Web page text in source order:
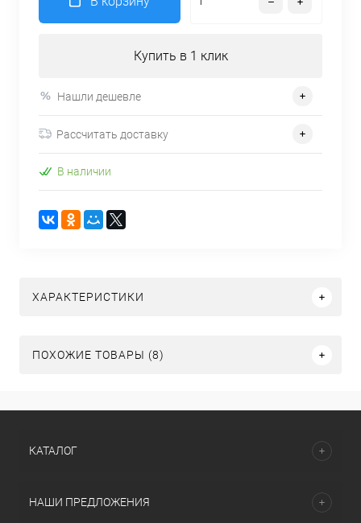
Купить в 1 клик
Нашли дешевле
Рассчитать доставку
В наличии
ХАРАКТЕРИСТИКИ
ПОХОЖИЕ ТОВАРЫ (8)
КАТАЛОГ
НАШИ ПРЕДЛОЖЕНИЯ